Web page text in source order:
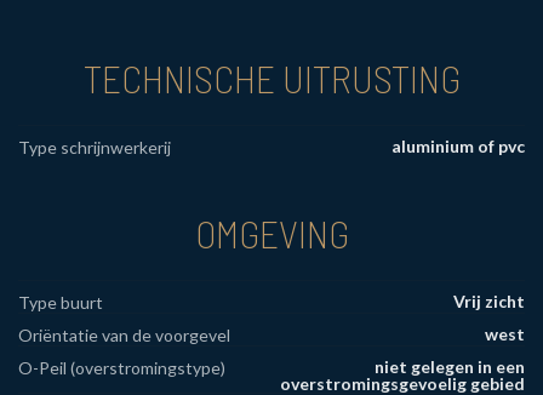
TECHNISCHE UITRUSTING
Type schrijnwerkerij aluminium of pvc
OMGEVING
Type buurt
Vrij zicht
Oriëntatie van de voorgevel
west
O-Peil (overstromingstype)
niet gelegen in een
overstromingsgevoelig gebied